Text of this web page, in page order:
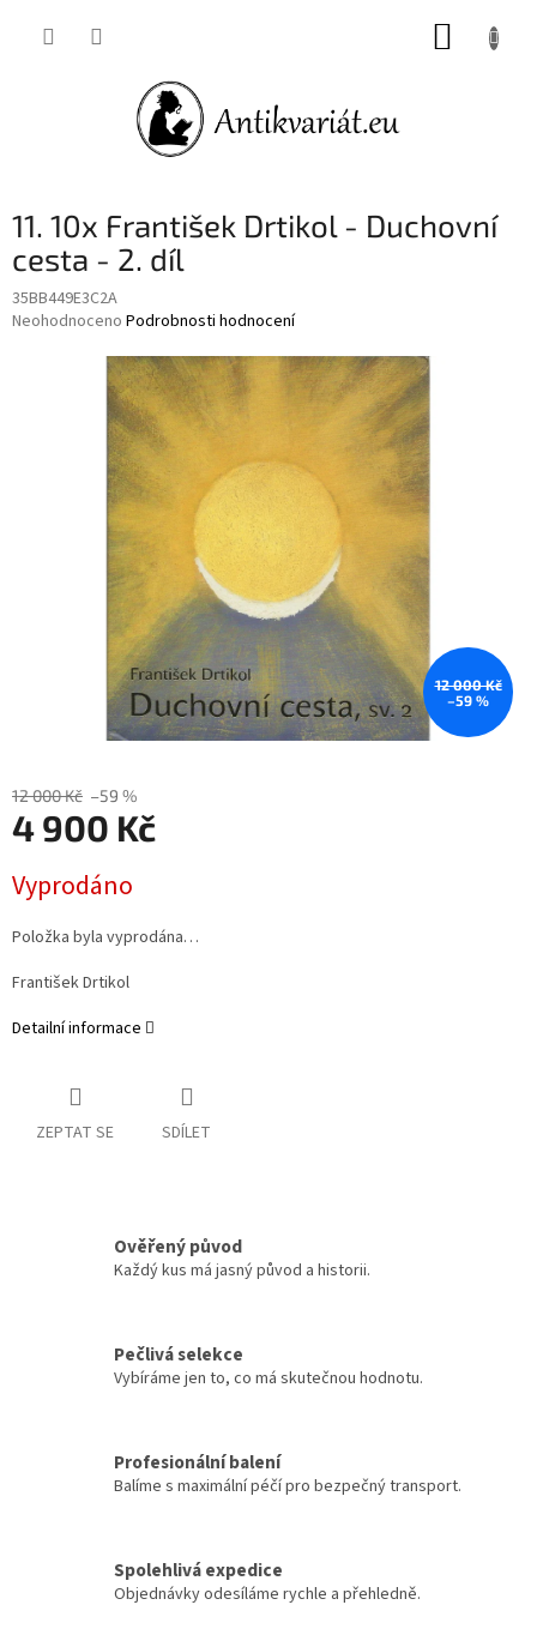
11. 10x František Drtikol - Duchovní
cesta - 2. díl
35BB449E3C2A
Průměrné
Neohodnoceno Podrobnosti hodnocení
12 000 Kč
–59 %
12 000 Kč –59 %
4 900 Kč
cena:
Vyprodáno
Položka byla vyprodána…
František Drtikol
Detailní informace
ZEPTAT SE SDÍLET
Ověřený původ
Každý kus má jasný původ a historii.
Pečlivá selekce
Vybíráme jen to, co má skutečnou hodnotu.
Profesionální balení
Balíme s maximální péčí pro bezpečný transport.
Spolehlivá expedice
Objednávky odesíláme rychle a přehledně.